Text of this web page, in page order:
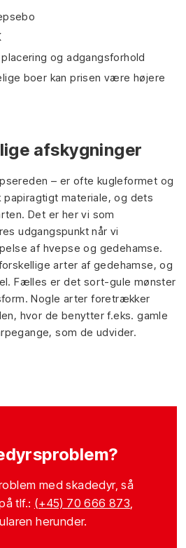
og adgangsforhold
boer kan prisen være højere
afskygninger
– er ofte kugleformet og
papiragtigt materiale, og dets
Det er her vi som
udgangspunkt når vi
af hvepse og gedehamse.
arter af gedehamse, og
Fælles er det sort-gule mønster
Nogle arter foretrækker
hvor de benytter f.eks. gamle
som de udvider.
med skadedyr, så
tlf.: (+45) 70 666 873
herunder.